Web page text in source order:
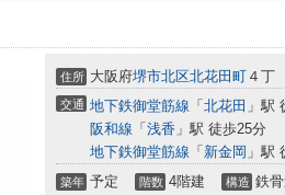
住所 大阪府堺市北区北花田町 ４丁
交通 地下鉄御堂筋線 「 北花田 」駅
阪和線 「 浅香 」駅 徒歩25分
地下鉄御堂筋線 「 新金岡 」駅
築年 予定 階数 4階建 構造 鉄